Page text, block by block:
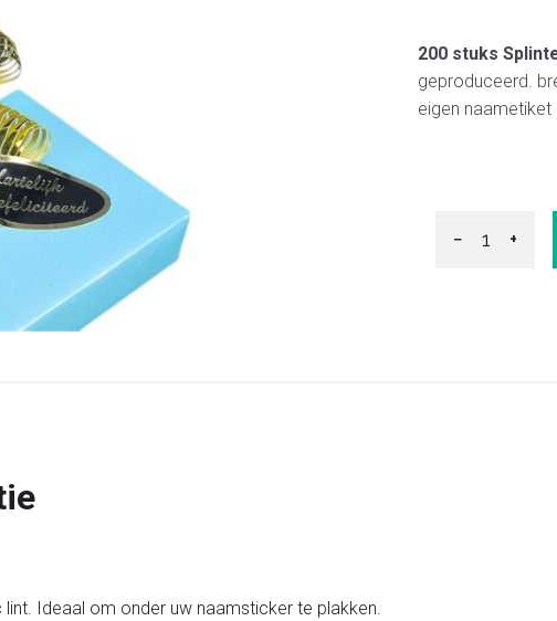
200 stuks
geproduceerd.
eigen naametiket
− +
Ideaal om onder uw naamsticker te plakken.